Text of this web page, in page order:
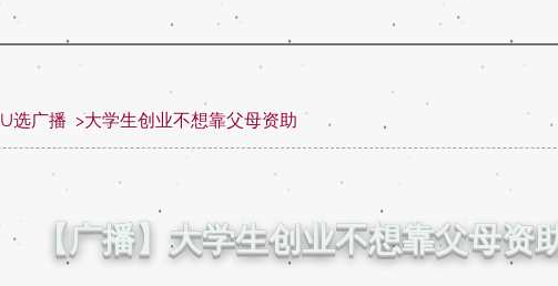
U选广播 >大学生创业不想靠父母资助
【广播】大学生创业不想靠父母资